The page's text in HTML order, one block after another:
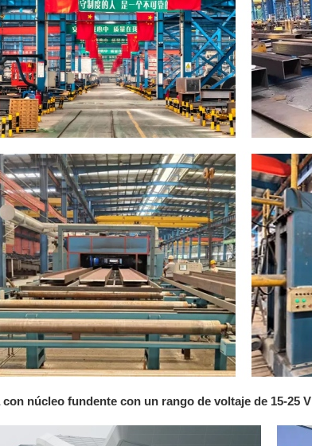
núcleo fundente con un rango de voltaje de 15-25 V